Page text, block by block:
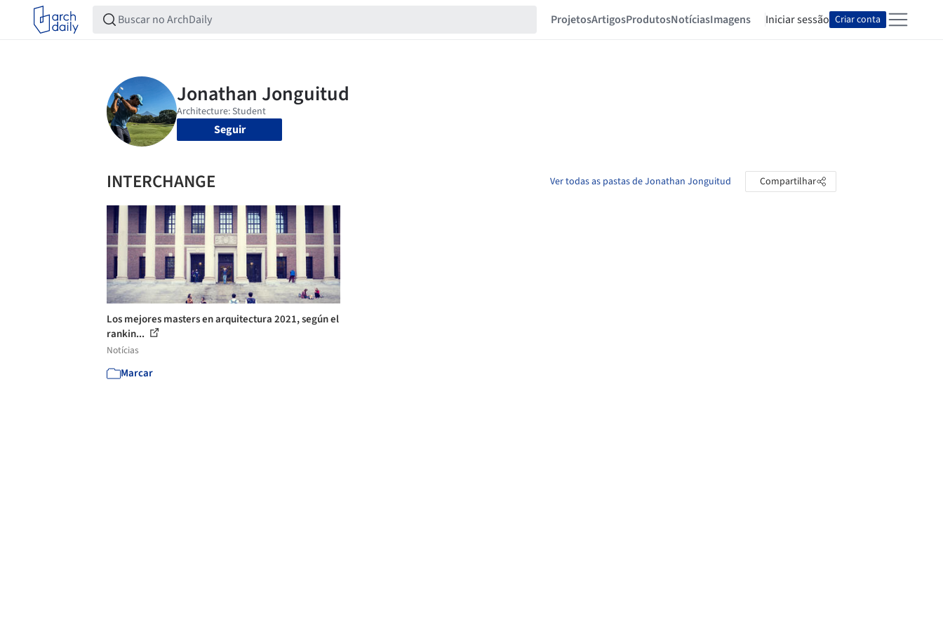
ProjetosArtigosProdutosNotíciasImagens Iniciar sessão Criar conta
Seguir
INTERCHANGE Ver todas as pastas de Jonathan Jonguitud Compartilhar
Los mejores masters en arquitectura 2021, según el
rankin...
Notícias
Marcar